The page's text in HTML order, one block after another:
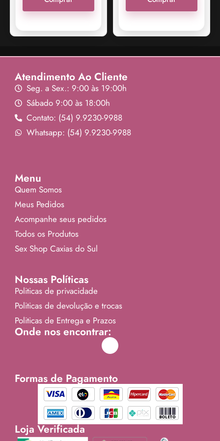
Atendimento Ao Cliente
Seg. a Sex.: 9:00 às 19:00h
Sábado 9:00 às 18:00h
Contato: (54) 9.9230-9988
Whatsapp: (54) 9.9230-9988
Menu
Quem Somos
Meus Pedidos
Acompanhe seus pedidos
Todos os Produtos
Sex Shop Caxias do Sul
Nossas Políticas
Politicas de privacidade
Politicas de devolução e trocas
Politicas de Entrega e Prazos
Onde nos encontrar:
Formas de Pagamento
Loja Verificada